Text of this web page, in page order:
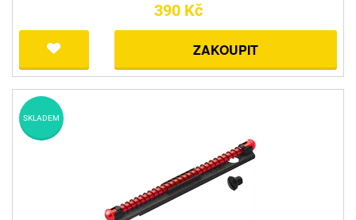
390 Kč
ZAKOUPIT
SKLADEM